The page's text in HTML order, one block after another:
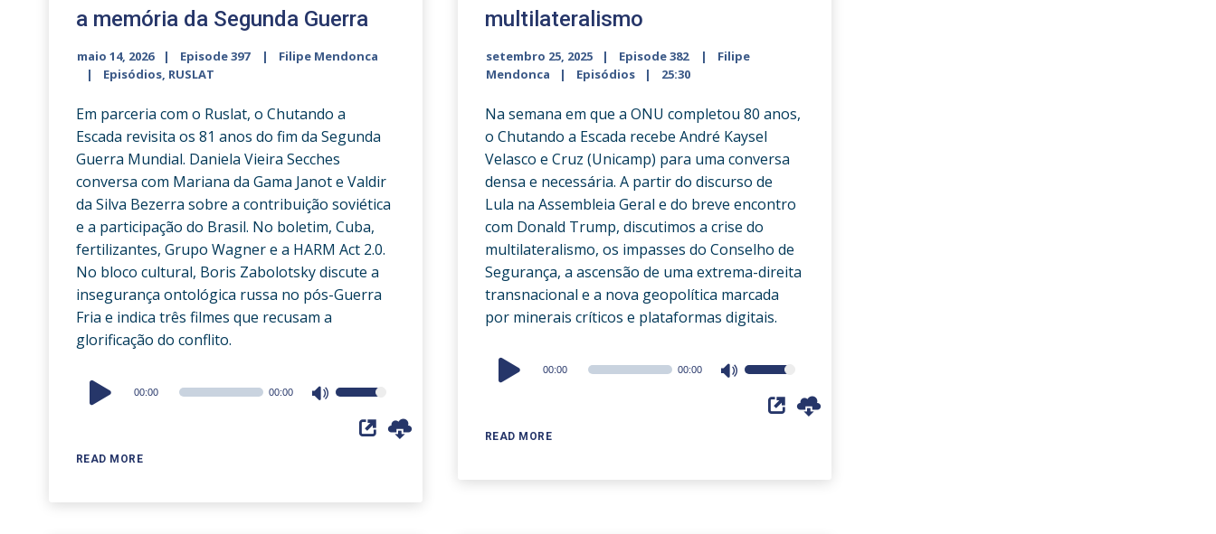
a memória da Segunda Guerra
maio 14, 2026 Episode 397
Filipe Mendonca
Episódios, RUSLAT
Em parceria com o Ruslat, o Chutando a
Escada revisita os 81 anos do fim da Segunda
Guerra Mundial. Daniela Vieira Secches
conversa com Mariana da Gama Janot e Valdir
da Silva Bezerra sobre a contribuição soviética
e a participação do Brasil. No boletim, Cuba,
fertilizantes, Grupo Wagner e a HARM Act 2.0.
No bloco cultural, Boris Zabolotsky discute a
insegurança ontológica russa no pós-Guerra
Fria e indica três filmes que recusam a
glorificação do conflito.
READ MORE
Audio
Player
00:00 00:00
Use
Up/Down
multilateralismo
setembro 25, 2025 Episode 382
Filipe
Mendonca
Episódios 25:30
Na semana em que a ONU completou 80 anos,
o Chutando a Escada recebe André Kaysel
Velasco e Cruz (Unicamp) para uma conversa
densa e necessária. A partir do discurso de
Lula na Assembleia Geral e do breve encontro
com Donald Trump, discutimos a crise do
multilateralismo, os impasses do Conselho de
Segurança, a ascensão de uma extrema-direita
transnacional e a nova geopolítica marcada
por minerais críticos e plataformas digitais.
READ MORE
Audio
Player
00:00 00:00
Use
Up/Down